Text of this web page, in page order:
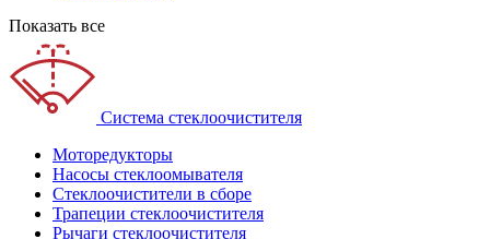
Показать все
Система стеклоочистителя
Моторедукторы
Насосы стеклоомывателя
Стеклоочистители в сборе
Трапеции стеклоочистителя
Рычаги стеклоочистителя